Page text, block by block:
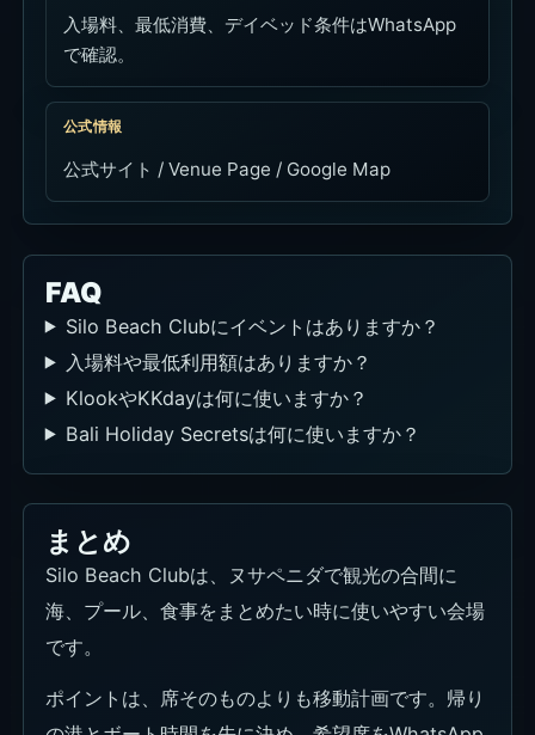
入場料、最低消費、デイベッド条件はWhatsApp
で確認。
公式情報
公式サイト / Venue Page / Google Map
FAQ
Silo Beach Clubにイベントはありますか？
入場料や最低利用額はありますか？
KlookやKKdayは何に使いますか？
Bali Holiday Secretsは何に使いますか？
まとめ
Silo Beach Clubは、ヌサペニダで観光の合間に
海、プール、食事をまとめたい時に使いやすい会場
です。
ポイントは、席そのものよりも移動計画です。帰り